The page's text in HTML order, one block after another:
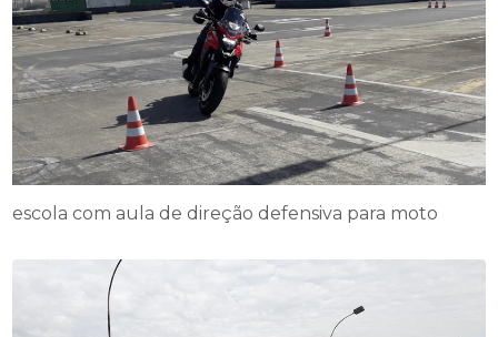
escola com aula de direção defensiva para moto